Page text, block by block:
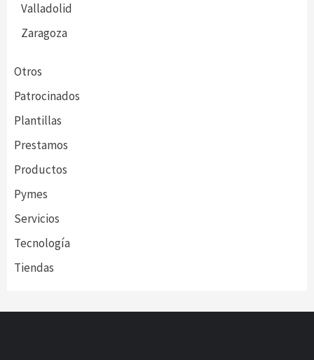
Valladolid
Zaragoza
Otros
Patrocinados
Plantillas
Prestamos
Productos
Pymes
Servicios
Tecnología
Tiendas